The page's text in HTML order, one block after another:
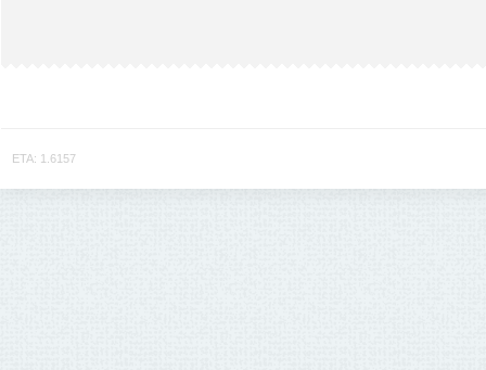
ETA: 1.6157